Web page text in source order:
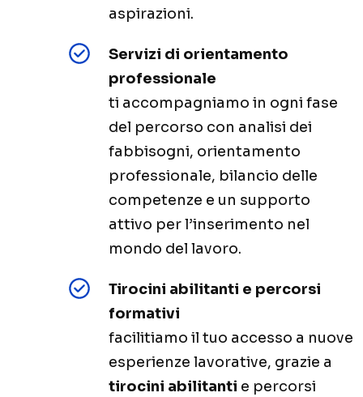
aspirazioni.
Servizi di orientamento
professionale
ti accompagniamo in ogni fase
del percorso con analisi dei
fabbisogni, orientamento
professionale, bilancio delle
competenze e un supporto
attivo per l’inserimento nel
mondo del lavoro.
Tirocini abilitanti e percorsi
formativi
facilitiamo il tuo accesso a nuove
esperienze lavorative, grazie a
tirocini abilitanti e percorsi